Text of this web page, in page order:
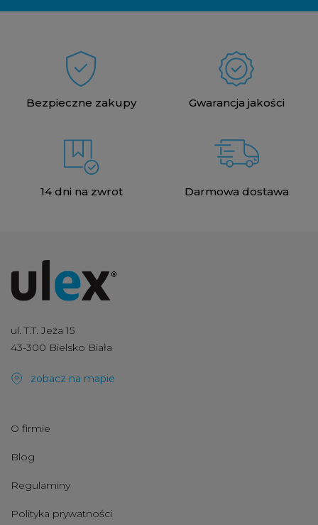
Bezpieczne zakupy Gwarancja jakości
14 dni na zwrot Darmowa dostawa
ul. T.T. Jeża 15
43-300 Bielsko Biała
zobacz na mapie
O firmie
Blog
Regulaminy
Polityka prywatności